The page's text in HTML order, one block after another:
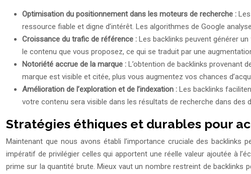
Optimisation du positionnement dans les moteurs de recherche :
ressource fiable et digne d’intérêt. Les algorithmes de Google
Croissance du trafic de référence : Les backlinks peuvent générer
le contenu que vous proposez, ce qui se traduit par une
Notoriété accrue de la marque : L’obtention de backlinks provenant
marque est visible et citée, plus vous augmentez vos chances
Amélioration de l’exploration et de l’indexation : Les backlinks
votre contenu sera visible dans les résultats de recherche dans des
Stratégies éthiques et durables pour
Maintenant que nous avons établi l’importance cruciale des backlinks
impératif de privilégier celles qui apportent une réelle valeur ajoutée à
prime sur la quantité brute. Mieux vaut un nombre restreint de